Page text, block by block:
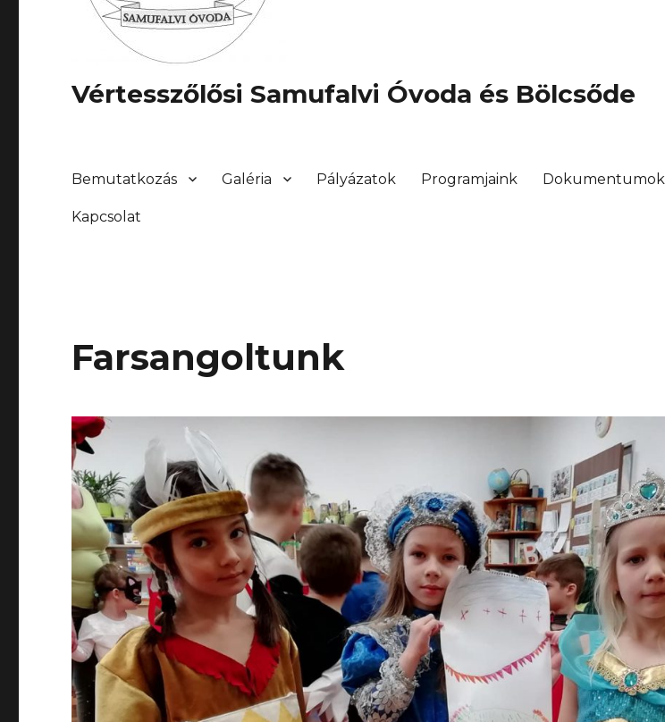
Vértesszőlősi Samufalvi Óvoda és Bölcsőde
Bemutatkozás Galéria Pályázatok Programjaink Dokumentumok
Kapcsolat
Farsangoltunk